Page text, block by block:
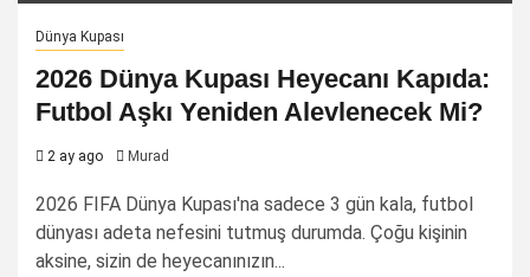
Dünya Kupası
2026 Dünya Kupası Heyecanı Kapıda:
Futbol Aşkı Yeniden Alevlenecek Mi?
2 ay ago Murad
2026 FIFA Dünya Kupası'na sadece 3 gün kala, futbol
dünyası adeta nefesini tutmuş durumda. Çoğu kişinin
aksine, sizin de heyecanınızın...